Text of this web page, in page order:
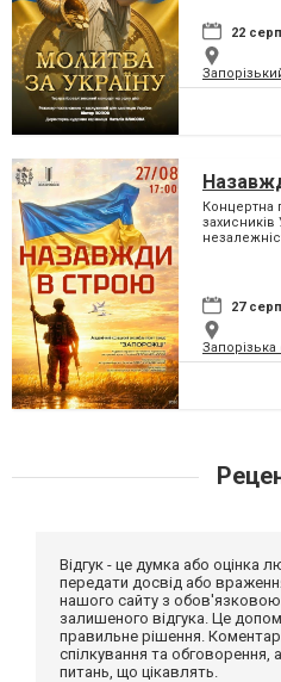
22
Концертна
захисників
27
Відгук - це думка або оцінка
передати досвід або
нашого сайту з обов'язковою
залишеного відгука. Це
правильне рішення.
спілкування та
питань, що цікавлять.